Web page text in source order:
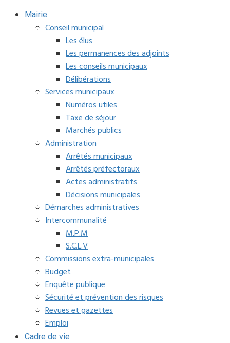
Mairie
Conseil municipal
Les élus
Les permanences des adjoints
Les conseils municipaux
Délibérations
Services municipaux
Numéros utiles
Taxe de séjour
Marchés publics
Administration
Arrêtés municipaux
Arrêtés préfectoraux
Actes administratifs
Décisions municipales
Démarches administratives
Intercommunalité
M.P.M
S.C.L.V
Commissions extra-municipales
Budget
Enquête publique
Sécurité et prévention des risques
Revues et gazettes
Emploi
Cadre de vie